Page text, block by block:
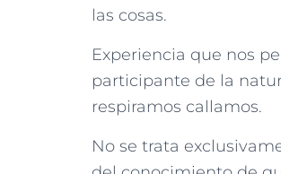
las cosas.
Experiencia que nos
participante de la
respiramos callamos.
No se trata